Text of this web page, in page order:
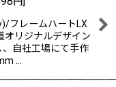
フレームハートLX
オリジナルデザイン
自社工場にて手作
…